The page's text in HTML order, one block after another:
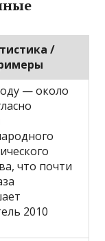
/
— около
что почти
2010